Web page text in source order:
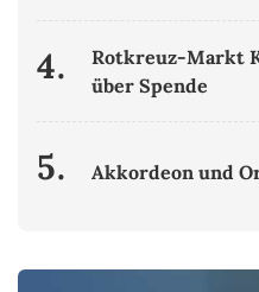
4.
Rotkreuz-Markt
über Spende
5. Akkordeon und